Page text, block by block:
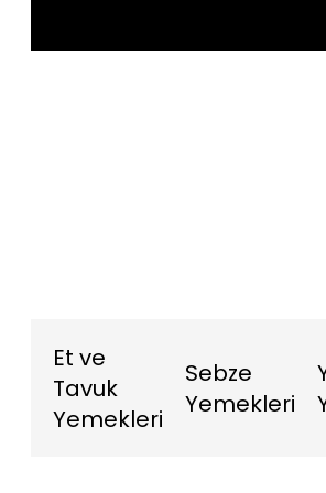
Et ve
Tavuk
Yemekleri
Sebze
Yemekleri